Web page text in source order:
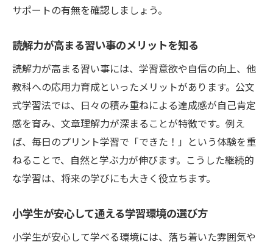
サポートの有無を確認しましょう。
読解力が高まる習い事のメリットを知る
読解力が高まる習い事には、学習意欲や自信の向上、他
教科への応用力育成といったメリットがあります。公文
式学習法では、日々の積み重ねによる達成感が自己肯定
感を育み、文章理解力が深まることが特徴です。例え
ば、毎日のプリント学習で「できた！」という体験を重
ねることで、自然と学ぶ力が伸びます。こうした継続的
な学習は、将来の学びにも大きく役立ちます。
小学生が安心して通える学習環境の選び方
小学生が安心して学べる環境には、落ち着いた雰囲気や